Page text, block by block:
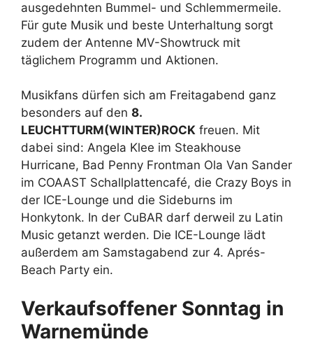
ausgedehnten Bummel- und Schlemmermeile.
Für gute Musik und beste Unterhaltung sorgt
zudem der Antenne MV-Showtruck mit
täglichem Programm und Aktionen.
Musikfans dürfen sich am Freitagabend ganz
besonders auf den 8.
LEUCHTTURM(WINTER)ROCK freuen. Mit
dabei sind: Angela Klee im Steakhouse
Hurricane, Bad Penny Frontman Ola Van Sander
im COAAST Schallplattencafé, die Crazy Boys in
der ICE-Lounge und die Sideburns im
Honkytonk. In der CuBAR darf derweil zu Latin
Music getanzt werden. Die ICE-Lounge lädt
außerdem am Samstagabend zur 4. Aprés-
Beach Party ein.
Verkaufsoffener Sonntag in
Warnemünde